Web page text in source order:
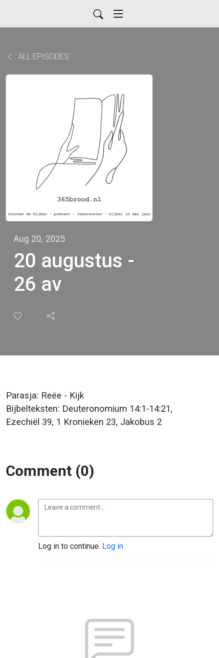
ALL EPISODES
Aug 20, 2025
20 augustus -
26 av
Parasja: Reëe - Kijk
Bijbelteksten: Deuteronomium 14:1-14:21,
Ezechiël 39, 1 Kronieken 23, Jakobus 2
Comment (0)
Log in to continue. Log in